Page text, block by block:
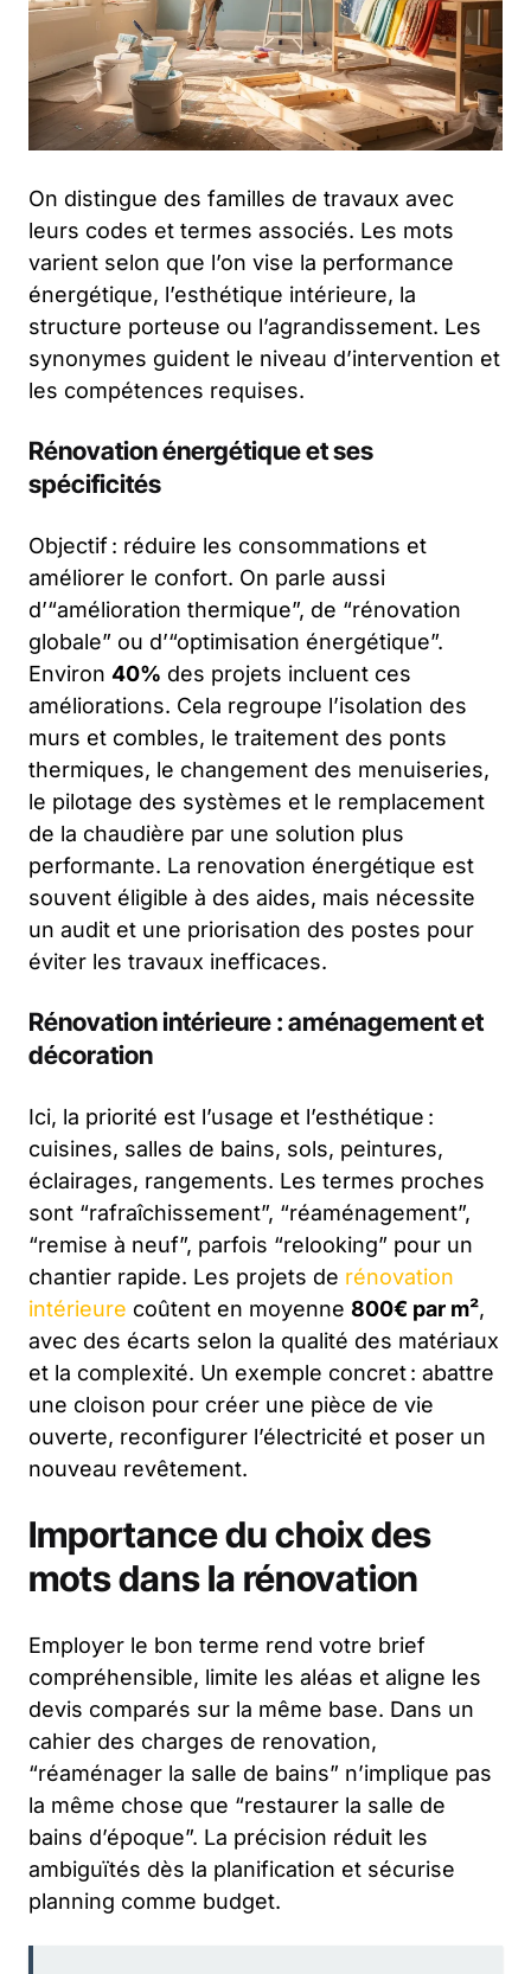
On distingue des familles de travaux avec
leurs codes et termes associés. Les mots
varient selon que l’on vise la performance
énergétique, l’esthétique intérieure, la
structure porteuse ou l’agrandissement. Les
synonymes guident le niveau d’intervention et
les compétences requises.
Rénovation énergétique et ses
spécificités
Objectif : réduire les consommations et
améliorer le confort. On parle aussi
d’“amélioration thermique”, de “rénovation
globale” ou d’“optimisation énergétique”.
Environ 40% des projets incluent ces
améliorations. Cela regroupe l’isolation des
murs et combles, le traitement des ponts
thermiques, le changement des menuiseries,
le pilotage des systèmes et le remplacement
de la chaudière par une solution plus
performante. La renovation énergétique est
souvent éligible à des aides, mais nécessite
un audit et une priorisation des postes pour
éviter les travaux inefficaces.
Rénovation intérieure : aménagement et
décoration
Ici, la priorité est l’usage et l’esthétique :
cuisines, salles de bains, sols, peintures,
éclairages, rangements. Les termes proches
sont “rafraîchissement”, “réaménagement”,
“remise à neuf”, parfois “relooking” pour un
chantier rapide. Les projets de rénovation
intérieure coûtent en moyenne 800€ par m²,
avec des écarts selon la qualité des matériaux
et la complexité. Un exemple concret : abattre
une cloison pour créer une pièce de vie
ouverte, reconfigurer l’électricité et poser un
nouveau revêtement.
Importance du choix des
mots dans la rénovation
Employer le bon terme rend votre brief
compréhensible, limite les aléas et aligne les
devis comparés sur la même base. Dans un
cahier des charges de renovation,
“réaménager la salle de bains” n’implique pas
la même chose que “restaurer la salle de
bains d’époque”. La précision réduit les
ambiguïtés dès la planification et sécurise
planning comme budget.